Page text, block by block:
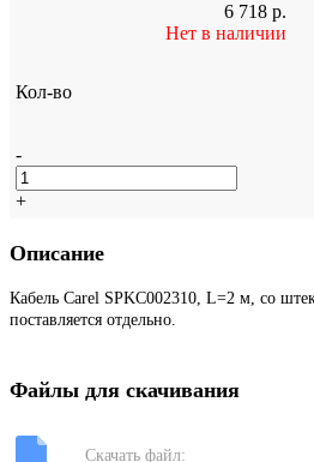
6 718 р.
Нет в наличии
Кол-во
-
+
Описание
Кабель Carel SPKC002310, L=2 м, со
поставляется отдельно.
Файлы для скачивания
Скачать файл: